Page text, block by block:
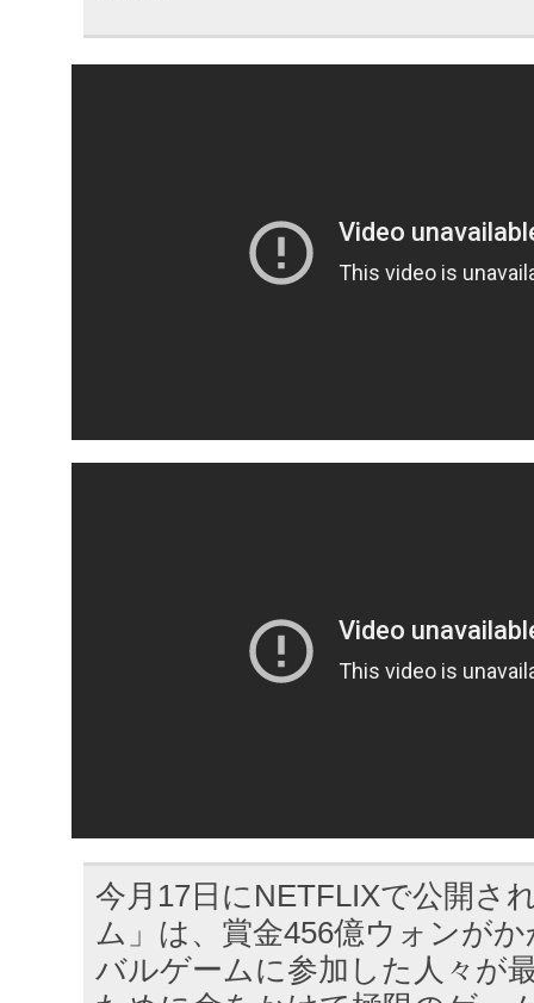
今月17日にNETFLIXで公開さ
ム」は、賞金456億ウォンが
バルゲームに参加した人々が